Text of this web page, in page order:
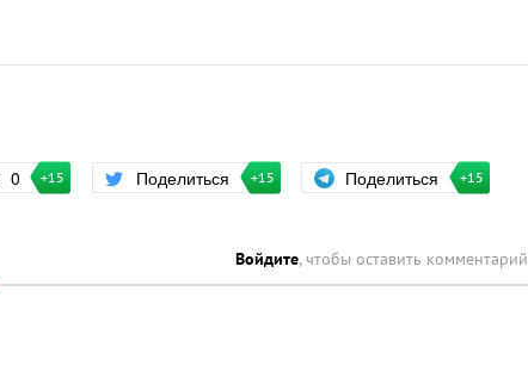
0 +15 Поделиться +15 Поделиться +15
Войдите, чтобы оставить комментарий